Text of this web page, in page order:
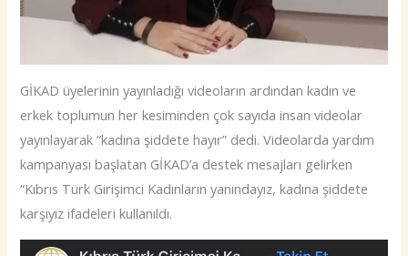
GİKAD üyelerinin yayınladığı videoların ardından kadın ve
erkek toplumun her kesiminden çok sayıda insan videolar
yayınlayarak “kadına şiddete hayır” dedi. Videolarda yardım
kampanyası başlatan GİKAD’a destek mesajları gelirken
“Kıbrıs Türk Girişimci Kadınların yanındayız, kadına şiddete
karşıyız ifadeleri kullanıldı.